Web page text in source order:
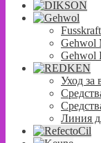
Fusskraft
Gehwol
Gehwol
Уход за
Линия